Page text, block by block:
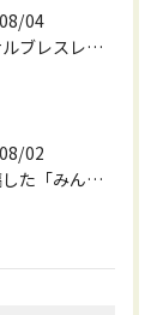
04
オリジナルブレスレット作成してみました😊
02
先日投稿した「みんなを笑顔にしてくれるブレスレット」に